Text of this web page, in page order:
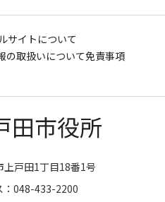
サイトについて
の取扱いについて免責事項
戸田1丁目18番1号
048-433-2200